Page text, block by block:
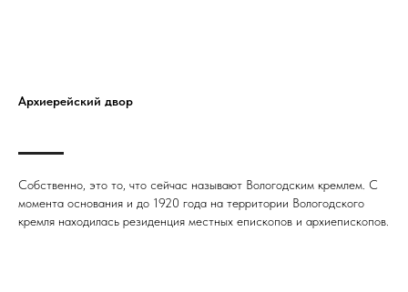
Архиерейский двор
Собственно, это то, что сейчас называют Вологодским кремлем. С
момента основания и до 1920 года на территории Вологодского
кремля находилась резиденция местных епископов и архиепископов.